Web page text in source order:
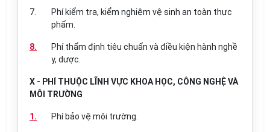
7.
Phí kiểm tra, kiểm nghiệm vệ sinh an toàn thực
phẩm.
8.
Phí thẩm định tiêu chuẩn và điều kiện hành nghề
y, dược.
X - PHÍ THUỘC LĨNH VỰC KHOA HỌC, CÔNG NGHỆ VÀ
MÔI TRƯỜNG
1. Phí bảo vệ môi trường.